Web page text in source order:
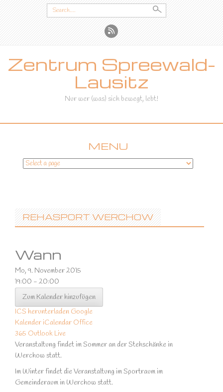
Search
for:
Zentrum Spreewald-
Lausitz
Nur wer (was) sich bewegt, lebt!
MENU
SKIP
REHASPORT WERCHOW
Wann
Mo, 9. November 2015
19:00 - 20:00
Zum Kalender hinzufügen
ICS herunterladen Google
Kalender iCalendar Office
365 Outlook Live
Veranstaltung findet im Sommer an der Stehschänke in
Werchow statt.
Im Winter findet die Veranstaltung im Sportraum im
Gemeinderaum in Werchow statt.